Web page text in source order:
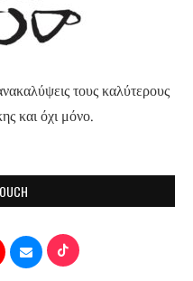
τους καλύτερους
και όχι μόνο.